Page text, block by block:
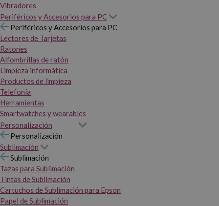
Vibradores
Periféricos y Accesorios para PC
Periféricos y Accesorios para PC
Lectores de Tarjetas
Ratones
Alfombrillas de ratón
Limpieza informática
Productos de limpieza
Telefonía
Herramientas
Smartwatches y wearables
Personalización
Personalización
Sublimación
Sublimación
Tazas para Sublimación
Tintas de Sublimación
Cartuchos de Sublimación para Epson
Papel de Sublimación